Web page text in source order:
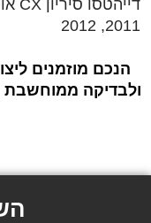
2011, 2012
הנכם מוזמנים
ולבדיקה ממוחשבת